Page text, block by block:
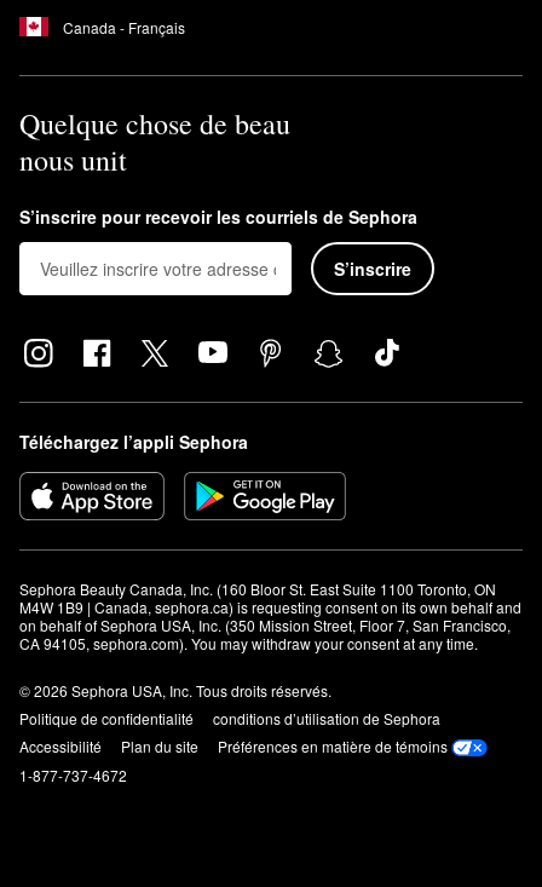
Canada - Français
Quelque chose de beau
nous unit
S’inscrire pour recevoir les courriels de Sephora
S’inscrire
Téléchargez l’appli Sephora
Sephora Beauty Canada, Inc. (160 Bloor St. East Suite 1100 Toronto, ON
M4W 1B9 | Canada, sephora.ca) is requesting consent on its own behalf and
on behalf of Sephora USA, Inc. (350 Mission Street, Floor 7, San Francisco,
CA 94105, sephora.com). You may withdraw your consent at any time.
© 2026 Sephora USA, Inc. Tous droits réservés.
Politique de confidentialité
conditions d’utilisation de Sephora
Accessibilité
Plan du site
Préférences en matière de témoins
1-877-737-4672